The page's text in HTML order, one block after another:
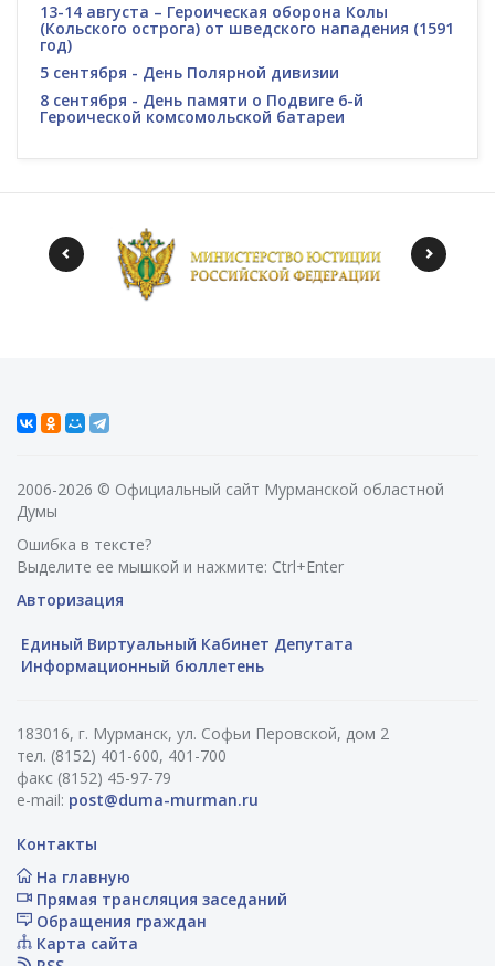
13-14 августа – Героическая оборона Колы
(Кольского острога) от шведского нападения (1591
год)
5 сентября - День Полярной дивизии
8 сентября - День памяти о Подвиге 6-й
Героической комсомольской батареи
2006-2026 © Официальный сайт Мурманской областной
Думы
Ошибка в тексте?
Выделите ее мышкой и нажмите: Ctrl+Enter
Авторизация
Единый Виртуальный Кабинет Депутата
Информационный бюллетень
183016, г. Мурманск, ул. Софьи Перовской, дом 2
тел. (8152) 401-600, 401-700
факс (8152) 45-97-79
e-mail: post@duma-murman.ru
Контакты
На главную
Прямая трансляция заседаний
Обращения граждан
Карта сайта